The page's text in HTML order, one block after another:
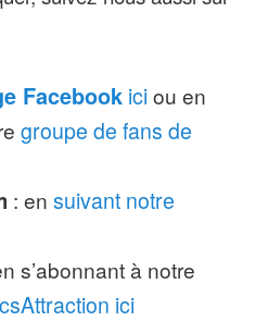
Facebookiciou en
groupe de fans de
: en suivant notre
s’abonnant à notre
ici